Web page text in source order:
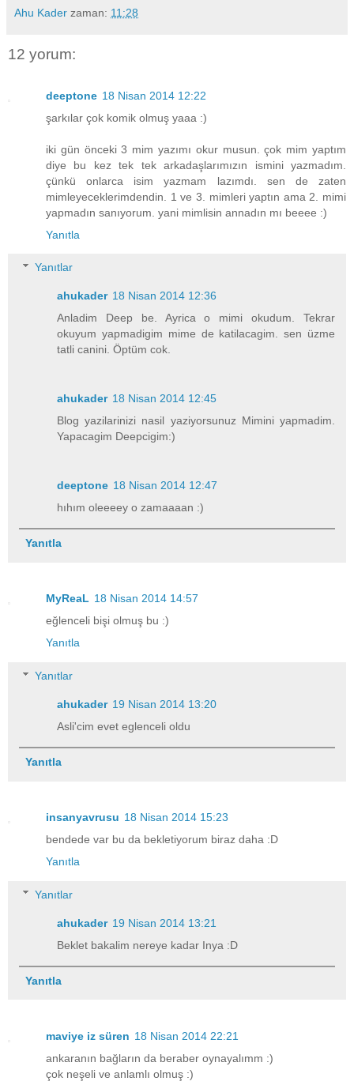
Ahu Kader zaman: 11:28
12 yorum:
deeptone 18 Nisan 2014 12:22
şarkılar çok komik olmuş yaaa :)
iki gün önceki 3 mim yazımı okur musun. çok mim yaptım
diye bu kez tek tek arkadaşlarımızın ismini yazmadım.
çünkü onlarca isim yazmam lazımdı. sen de zaten
mimleyeceklerimdendin. 1 ve 3. mimleri yaptın ama 2. mimi
yapmadın sanıyorum. yani mimlisin annadın mı beeee :)
Yanıtla
Yanıtlar
ahukader 18 Nisan 2014 12:36
Anladim Deep be. Ayrica o mimi okudum. Tekrar
okuyum yapmadigim mime de katilacagim. sen üzme
tatli canini. Öptüm cok.
ahukader 18 Nisan 2014 12:45
Blog yazilarinizi nasil yaziyorsunuz Mimini yapmadim.
Yapacagim Deepcigim:)
deeptone 18 Nisan 2014 12:47
hıhım oleeeey o zamaaaan :)
Yanıtla
MyReaL 18 Nisan 2014 14:57
eğlenceli bişi olmuş bu :)
Yanıtla
Yanıtlar
ahukader 19 Nisan 2014 13:20
Asli'cim evet eglenceli oldu
Yanıtla
insanyavrusu 18 Nisan 2014 15:23
bendede var bu da bekletiyorum biraz daha :D
Yanıtla
Yanıtlar
ahukader 19 Nisan 2014 13:21
Beklet bakalim nereye kadar Inya :D
Yanıtla
maviye iz süren 18 Nisan 2014 22:21
ankaranın bağların da beraber oynayalımm :)
çok neşeli ve anlamlı olmuş :)